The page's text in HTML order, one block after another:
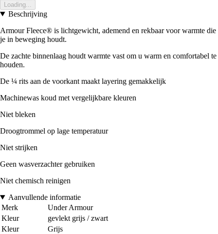
Loading...
Beschrijving
Armour Fleece® is lichtgewicht, ademend en rekbaar voor warmte die
je in beweging houdt.
De zachte binnenlaag houdt warmte vast om u warm en comfortabel te
houden.
De ¼ rits aan de voorkant maakt layering gemakkelijk
Machinewas koud met vergelijkbare kleuren
Niet bleken
Droogtrommel op lage temperatuur
Niet strijken
Geen wasverzachter gebruiken
Niet chemisch reinigen
Aanvullende informatie
Merk
Under Armour
Kleur
gevlekt grijs / zwart
Kleur
Grijs